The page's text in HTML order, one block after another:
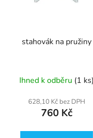
stahovák na pružiny
Ihned k odběru (1 ks)
628,10 Kč bez DPH
760 Kč